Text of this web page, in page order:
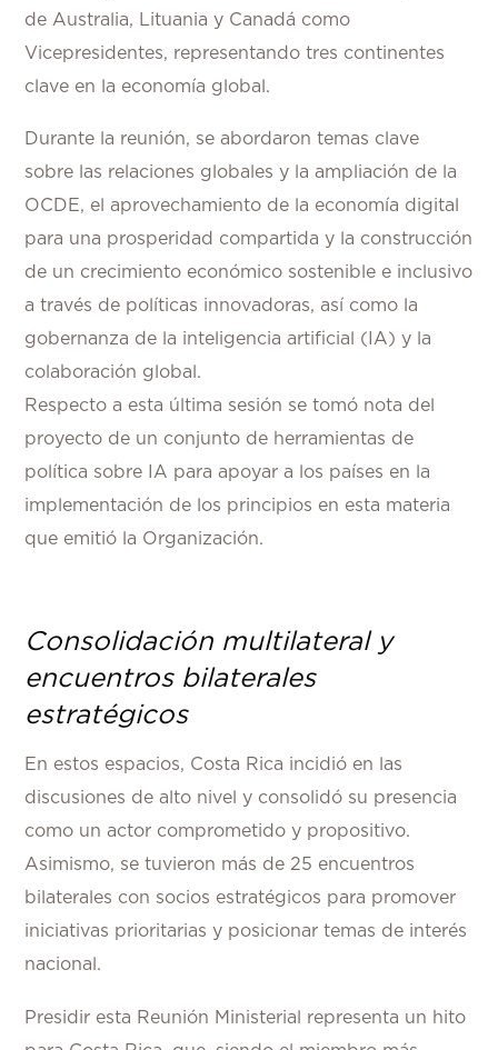
de Australia, Lituania y Canadá como
Vicepresidentes, representando tres continentes
clave en la economía global.
Durante la reunión, se abordaron temas clave
sobre las relaciones globales y la ampliación de la
OCDE, el aprovechamiento de la economía digital
para una prosperidad compartida y la construcción
de un crecimiento económico sostenible e inclusivo
a través de políticas innovadoras, así como la
gobernanza de la inteligencia artificial (IA) y la
colaboración global.
Respecto a esta última sesión se tomó nota del
proyecto de un conjunto de herramientas de
política sobre IA para apoyar a los países en la
implementación de los principios en esta materia
que emitió la Organización.
Consolidación multilateral y
encuentros bilaterales
estratégicos
En estos espacios, Costa Rica incidió en las
discusiones de alto nivel y consolidó su presencia
como un actor comprometido y propositivo.
Asimismo, se tuvieron más de 25 encuentros
bilaterales con socios estratégicos para promover
iniciativas prioritarias y posicionar temas de interés
nacional.
Presidir esta Reunión Ministerial representa un hito